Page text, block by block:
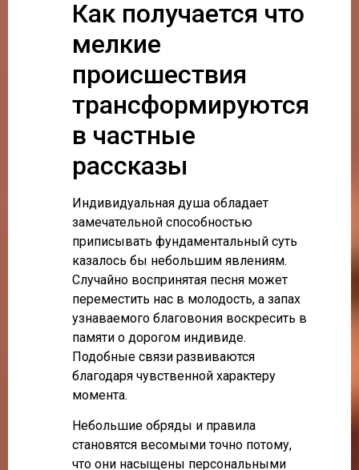
Как получается что
мелкие
происшествия
трансформируются
в частные
рассказы
Индивидуальная душа обладает
замечательной способностью
приписывать фундаментальный суть
казалось бы небольшим явлениям.
Случайно воспринятая песня может
переместить нас в молодость, а запах
узнаваемого благовония воскресить в
памяти о дорогом индивиде.
Подобные связи развиваются
благодаря чувственной характеру
момента.
Небольшие обряды и правила
становятся весомыми точно потому,
что они насыщены персональными